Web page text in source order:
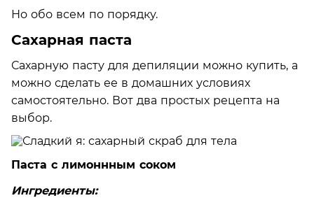
Но обо всем по порядку.
Сахарная паста
Сахарную пасту для депиляции можно купить, а
можно сделать ее в домашних условиях
самостоятельно. Вот два простых рецепта на
выбор.
Паста с лимоннным соком
Ингредиенты: